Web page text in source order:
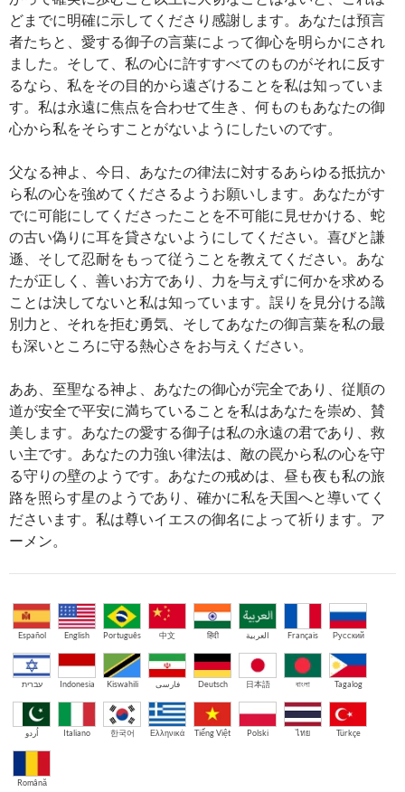
どまでに明確に示してくださり感謝します。あなたは預言
者たちと、愛する御子の言葉によって御心を明らかにされ
ました。そして、私の心に許すすべてのものがそれに反す
るなら、私をその目的から遠ざけることを私は知っていま
す。私は永遠に焦点を合わせて生き、何ものもあなたの御
心から私をそらすことがないようにしたいのです。
父なる神よ、今日、あなたの律法に対するあらゆる抵抗か
ら私の心を強めてくださるようお願いします。あなたがす
でに可能にしてくださったことを不可能に見せかける、蛇
の古い偽りに耳を貸さないようにしてください。喜びと謙
遜、そして忍耐をもって従うことを教えてください。あな
たが正しく、善いお方であり、力を与えずに何かを求める
ことは決してないと私は知っています。誤りを見分ける識
別力と、それを拒む勇気、そしてあなたの御言葉を私の最
も深いところに守る熱心さをお与えください。
ああ、至聖なる神よ、あなたの御心が完全であり、従順の
道が安全で平安に満ちていることを私はあなたを崇め、賛
美します。あなたの愛する御子は私の永遠の君であり、救
い主です。あなたの力強い律法は、敵の罠から私の心を守
る守りの壁のようです。あなたの戒めは、昼も夜も私の旅
路を照らす星のようであり、確かに私を天国へと導いてく
ださいます。私は尊いイエスの御名によって祈ります。ア
ーメン。
Español English Português 中文 हिंदी العربية Français Русский
עברית Indonesia Kiswahili فارسی Deutsch 日本語 বাংলা Tagalog
اُردو Italiano 한국어 Ελληνικά Tiếng Việt Polski ไทย Türkçe
Română